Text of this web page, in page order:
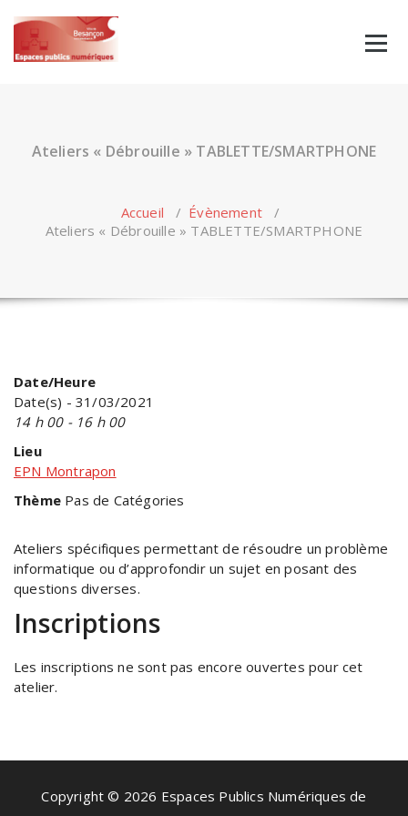
content
Ateliers « Débrouille » TABLETTE/SMARTPHONE
Accueil / Évènement /
Ateliers « Débrouille » TABLETTE/SMARTPHONE
Date/Heure
Date(s) - 31/03/2021
14 h 00 - 16 h 00
Lieu
EPN Montrapon
Thème Pas de Catégories
Ateliers spécifiques permettant de résoudre un problème
informatique ou d’approfondir un sujet en posant des
questions diverses.
Inscriptions
Les inscriptions ne sont pas encore ouvertes pour cet
atelier.
Copyright © 2026 Espaces Publics Numériques de